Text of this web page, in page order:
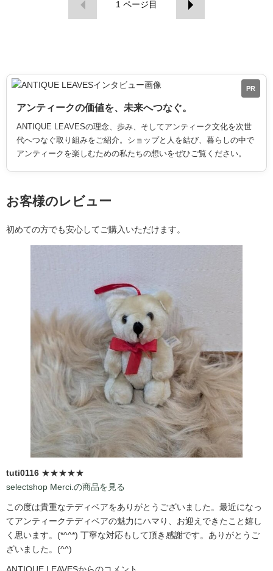
1 ページ目
PR
アンティークの価値を、未来へつなぐ。
ANTIQUE LEAVESの理念、歩み、そしてアンティーク文化を次世
代へつなぐ取り組みをご紹介。ショップと人を結び、暮らしの中で
アンティークを楽しむための私たちの想いをぜひご覧ください。
お客様のレビュー
初めての方でも安心してご購入いただけます。
tuti0116 ★★★★★
selectshop Merci.の商品を見る
この度は貴重なテディベアをありがとうございました。最近になっ
てアンティークテディベアの魅力にハマり、お迎えできたこと嬉し
く思います。(*^^*) 丁寧な対応もして頂き感謝です。ありがとうご
ざいました。(^^)